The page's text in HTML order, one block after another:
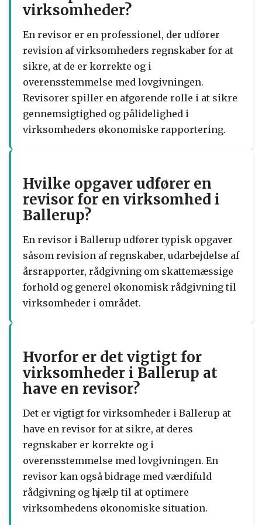
virksomheder?
En revisor er en professionel, der udfører
revision af virksomheders regnskaber for at
sikre, at de er korrekte og i
overensstemmelse med lovgivningen.
Revisorer spiller en afgørende rolle i at sikre
gennemsigtighed og pålidelighed i
virksomheders økonomiske rapportering.
Hvilke opgaver udfører en
revisor for en virksomhed i
Ballerup?
En revisor i Ballerup udfører typisk opgaver
såsom revision af regnskaber, udarbejdelse af
årsrapporter, rådgivning om skattemæssige
forhold og generel økonomisk rådgivning til
virksomheder i området.
Hvorfor er det vigtigt for
virksomheder i Ballerup at
have en revisor?
Det er vigtigt for virksomheder i Ballerup at
have en revisor for at sikre, at deres
regnskaber er korrekte og i
overensstemmelse med lovgivningen. En
revisor kan også bidrage med værdifuld
rådgivning og hjælp til at optimere
virksomhedens økonomiske situation.